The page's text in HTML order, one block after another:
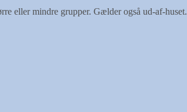
eller mindre grupper. Gælder også ud-af-huset.